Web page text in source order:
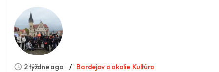
2 týždne ago Bardejov a okolie,Kultúra